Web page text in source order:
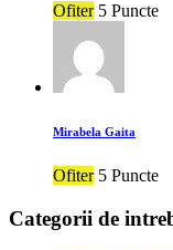
Ofiter 5 Puncte
Mirabela Gaita
Ofiter 5 Puncte
Categorii de